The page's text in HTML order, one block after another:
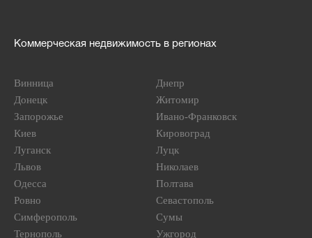
Коммерческая недвижимость в регионах
Винница
Днепр
Донецк
Житомир
Запорожье
Ивано-Франковск
Киев
Кировоград
Луганск
Луцк
Львов
Николаев
Одесса
Полтава
Ровно
Севастополь
Симферополь
Сумы
Тернополь
Ужгород